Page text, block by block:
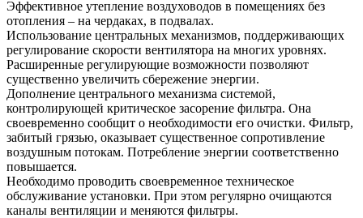
Эффективное утепление воздуховодов в помещениях без
отопления – на чердаках, в подвалах.
Использование центральных механизмов, поддерживающих
регулирование скорости вентилятора на многих уровнях.
Расширенные регулирующие возможности позволяют
существенно увеличить сбережение энергии.
Дополнение центрального механизма системой,
контролирующей критическое засорение фильтра. Она
своевременно сообщит о необходимости его очистки. Фильтр,
забитый грязью, оказывает существенное сопротивление
воздушным потокам. Потребление энергии соответственно
повышается.
Необходимо проводить своевременное техническое
обслуживание установки. При этом регулярно очищаются
каналы вентиляции и меняются фильтры.